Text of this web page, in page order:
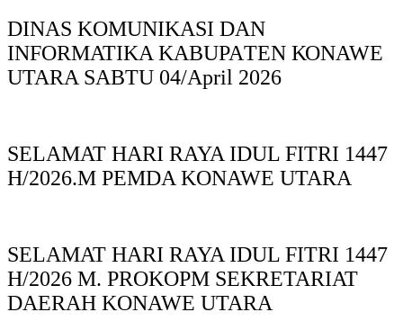
DINAS KOMUNIKASI DAN
INFORMATIKA KABUPAΤΕΝ ΚΟNAWE
UTARA SABTU 04/April 2026
SELAMAT HARI RAYA IDUL FITRI 1447
H/2026.M PEMDA KONAWE UTARA
SELAMAT HARI RAYA IDUL FITRI 1447
H/2026 M. PROKOPM SEKRETARIAT
DAERAH KONAWE UTARA